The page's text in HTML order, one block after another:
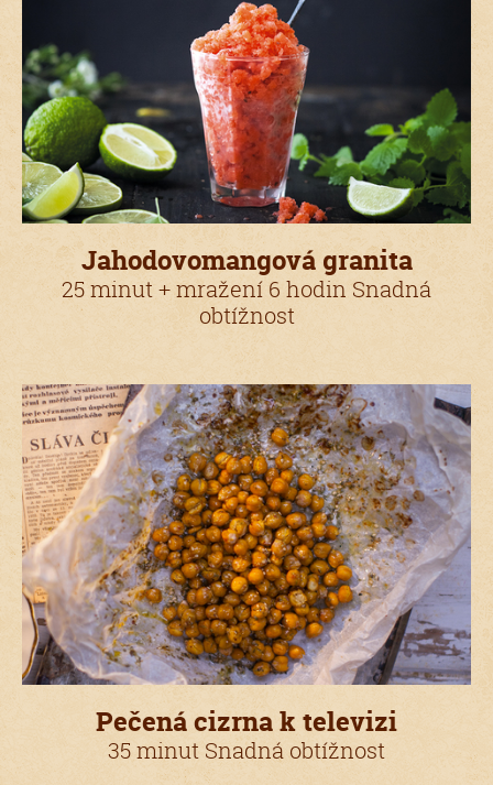
Jahodovomangová granita
25 minut + mražení 6 hodin Snadná
obtížnost
Pečená cizrna k televizi
35 minut Snadná obtížnost